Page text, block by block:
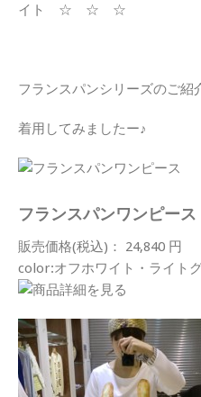
イト ☆ ☆ ☆
フランスパンシリーズのご紹
着用してみましたー♪
フランスパンワンピース
販売価格(税込)： 24,840 円
color:オフホワイト・ライト